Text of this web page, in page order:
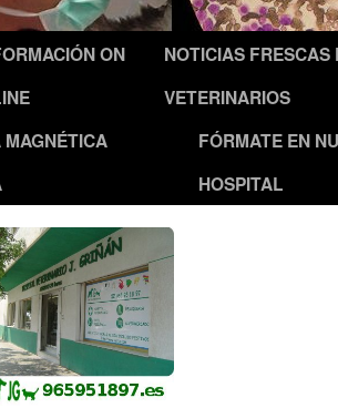
ON
NOTICIAS FRESCAS
VETERINARIOS
FÓRMATE EN
HOSPITAL